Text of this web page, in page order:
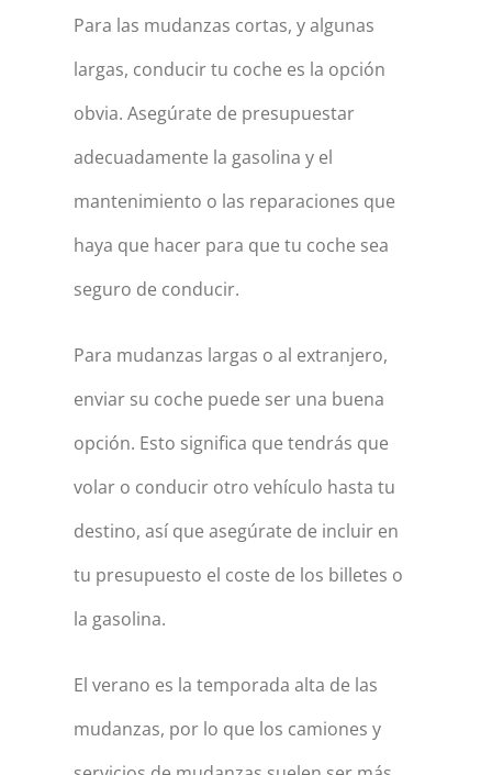
Para las mudanzas cortas, y algunas
largas, conducir tu coche es la opción
obvia. Asegúrate de presupuestar
adecuadamente la gasolina y el
mantenimiento o las reparaciones que
haya que hacer para que tu coche sea
seguro de conducir.
Para mudanzas largas o al extranjero,
enviar su coche puede ser una buena
opción. Esto significa que tendrás que
volar o conducir otro vehículo hasta tu
destino, así que asegúrate de incluir en
tu presupuesto el coste de los billetes o
la gasolina.
El verano es la temporada alta de las
mudanzas, por lo que los camiones y